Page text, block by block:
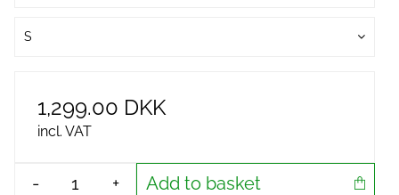
S
1,299.00 DKK
incl. VAT
- + Add to basket